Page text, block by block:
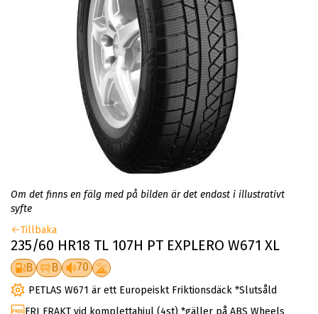
Om det finns en fälg med på bilden är det endast i illustrativt
syfte
Tillbaka
235/60 HR18 TL 107H PT EXPLERO W671 XL
B B 70
PETLAS W671 är ett Europeiskt Friktionsdäck *Slutsåld
FRI FRAKT vid komplettahjul (4st) *gäller på ABS Wheels